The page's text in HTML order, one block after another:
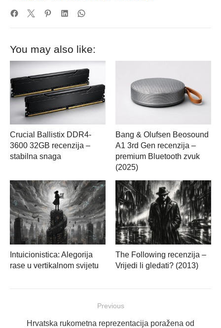
You may also like:
Crucial Ballistix DDR4-
3600 32GB recenzija –
stabilna snaga
Bang & Olufsen Beosound
A1 3rd Gen recenzija –
premium Bluetooth zvuk
(2025)
Intuicionistica: Alegorija
rase u vertikalnom svijetu
The Following recenzija –
Vrijedi li gledati? (2013)
objava
Previous
Previous
Hrvatska rukometna reprezentacija poražena od